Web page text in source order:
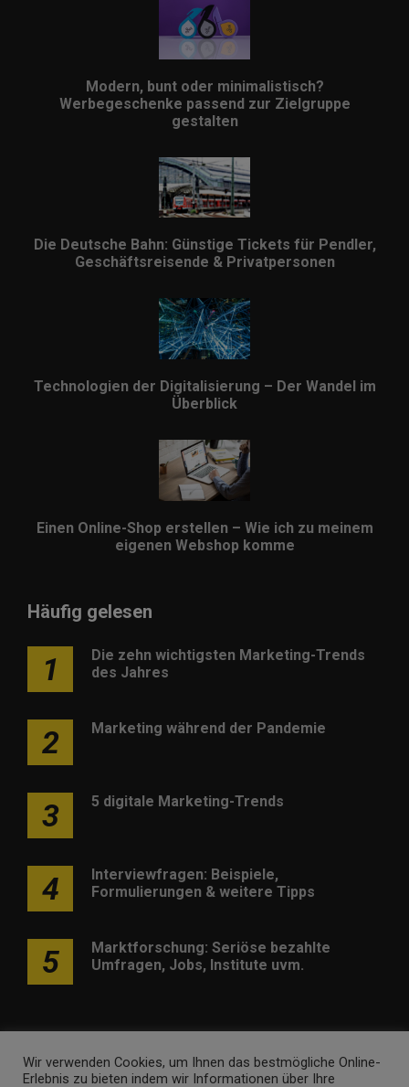
Modern, bunt oder minimalistisch?
Werbegeschenke passend zur Zielgruppe
gestalten
Die Deutsche Bahn: Günstige Tickets für Pendler,
Geschäftsreisende & Privatpersonen
Technologien der Digitalisierung – Der Wandel im
Überblick
Einen Online-Shop erstellen – Wie ich zu meinem
eigenen Webshop komme
Häufig gelesen
1
Die zehn wichtigsten Marketing-Trends
des Jahres
2 Marketing während der Pandemie
3 5 digitale Marketing-Trends
4
Interviewfragen: Beispiele,
Formulierungen & weitere Tipps
5
Marktforschung: Seriöse bezahlte
Umfragen, Jobs, Institute uvm.
Wir verwenden Cookies, um Ihnen das bestmögliche Online-
Erlebnis zu bieten indem wir Informationen über Ihre